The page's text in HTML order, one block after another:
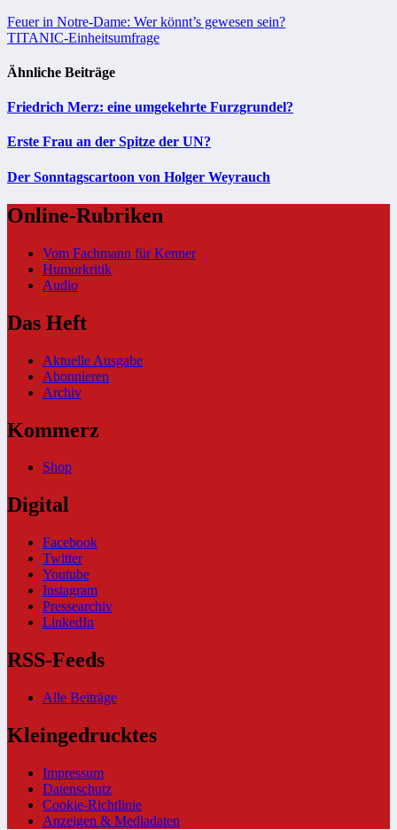
Beitragsnavigation
Feuer in Notre-Dame: Wer könnt’s gewesen sein?
TITANIC-Einheitsumfrage
Ähnliche Beiträge
Friedrich Merz: eine umgekehrte Furzgrundel?
Erste Frau an der Spitze der UN?
Der Sonntagscartoon von Holger Weyrauch
Online-Rubriken
Vom Fachmann für Kenner
Humorkritik
Audio
Das Heft
Aktuelle Ausgabe
Abonnieren
Archiv
Kommerz
Shop
Digital
Facebook
Twitter
Youtube
Instagram
Pressearchiv
LinkedIn
RSS-Feeds
Alle Beiträge
Kleingedrucktes
Impressum
Datenschutz
Cookie-Richtlinie
Anzeigen & Mediadaten